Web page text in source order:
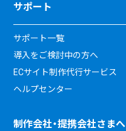
サポート
サポート一覧
導入をご検討中の方へ
ECサイト制作代行サービス
ヘルプセンター
制作会社・提携会社さまへ